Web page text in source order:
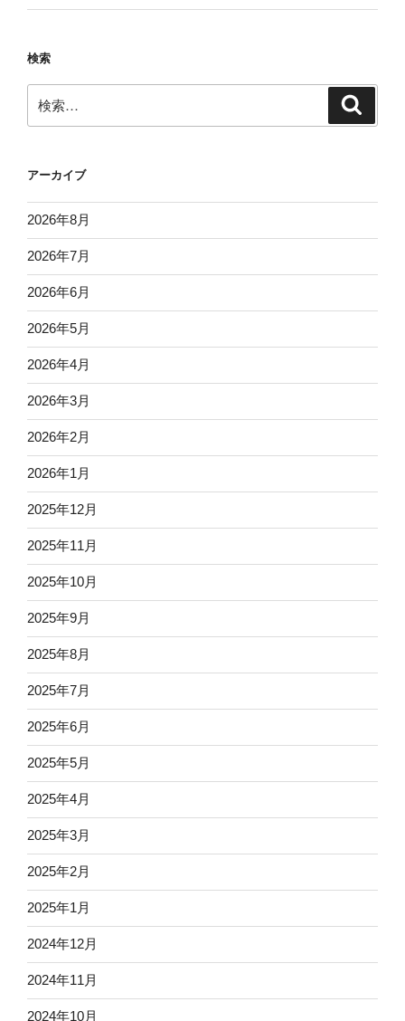
検索
索:
アーカイブ
2026年8月
2026年7月
2026年6月
2026年5月
2026年4月
2026年3月
2026年2月
2026年1月
2025年12月
2025年11月
2025年10月
2025年9月
2025年8月
2025年7月
2025年6月
2025年5月
2025年4月
2025年3月
2025年2月
2025年1月
2024年12月
2024年11月
2024年10月